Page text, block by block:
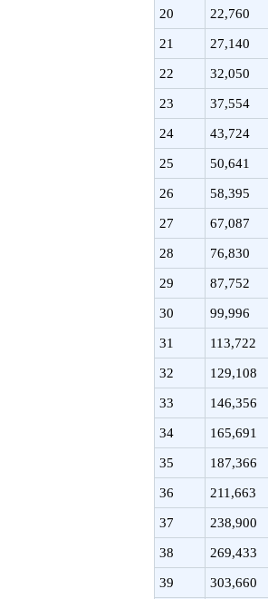
20 22,760
21 27,140
22 32,050
23 37,554
24 43,724
25 50,641
26 58,395
27 67,087
28 76,830
29 87,752
30 99,996
31 113,722
32 129,108
33 146,356
34 165,691
35 187,366
36 211,663
37 238,900
38 269,433
39 303,660